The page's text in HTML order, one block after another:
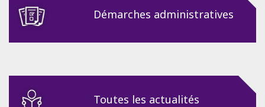
Démarches administratives
Toutes les actualités